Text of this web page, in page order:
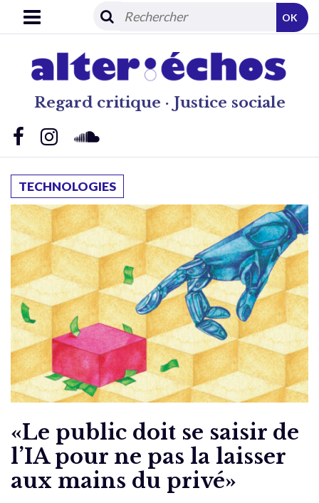
Regard critique · Justice sociale
OK
TECHNOLOGIES
«Le public doit se saisir de
l’IA pour ne pas la laisser
aux mains du privé»